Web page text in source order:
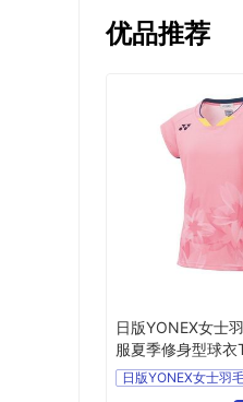
优品推荐
日版YONEX女士
服夏季修身型球
64日版YONEX女士羽